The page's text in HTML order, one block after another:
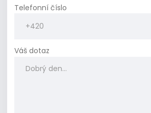
Telefonní číslo
Váš dotaz